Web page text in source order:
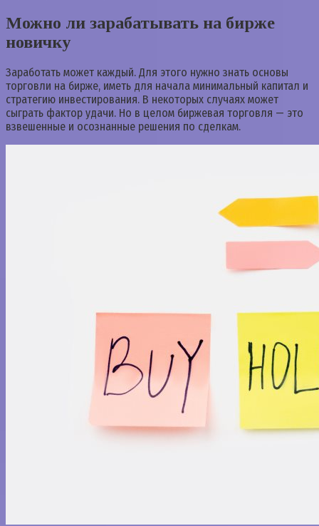
Можно ли зарабатывать на бирже
новичку
Заработать может каждый. Для этого нужно знать основы
торговли на бирже, иметь для начала минимальный капитал и
стратегию инвестирования. В некоторых случаях может
сыграть фактор удачи. Но в целом биржевая торговля — это
взвешенные и осознанные решения по сделкам.